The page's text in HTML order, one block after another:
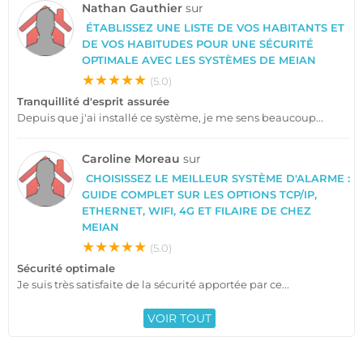
Nathan Gauthier sur
ÉTABLISSEZ UNE LISTE DE VOS HABITANTS ET
DE VOS HABITUDES POUR UNE SÉCURITÉ
OPTIMALE AVEC LES SYSTÈMES DE MEIAN
★★★★★ (5.0)
Tranquillité d'esprit assurée
Depuis que j'ai installé ce système, je me sens beaucoup...
Caroline Moreau sur
CHOISISSEZ LE MEILLEUR SYSTÈME D'ALARME :
GUIDE COMPLET SUR LES OPTIONS TCP/IP,
ETHERNET, WIFI, 4G ET FILAIRE DE CHEZ
MEIAN
★★★★★ (5.0)
Sécurité optimale
Je suis très satisfaite de la sécurité apportée par ce...
VOIR TOUT